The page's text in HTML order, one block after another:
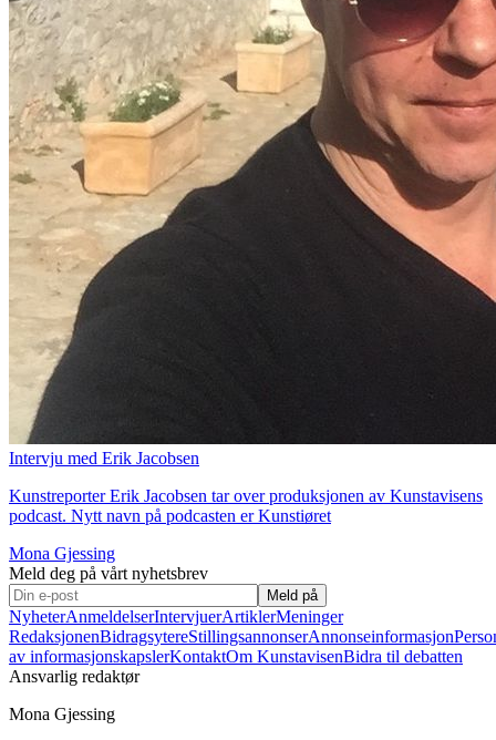
Intervju med Erik Jacobsen
Kunstreporter Erik Jacobsen tar over produksjonen av Kunstavisens
podcast. Nytt navn på podcasten er Kunstiøret
Mona Gjessing
Meld deg på vårt nyhetsbrev
Meld på
NyheterAnmeldelserIntervjuerArtiklerMeninger
RedaksjonenBidragsytereStillingsannonserAnnonseinformasjon
av informasjonskapslerKontaktOm KunstavisenBidra til debatten
Ansvarlig redaktør
Mona Gjessing